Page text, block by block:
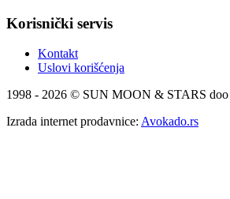
Korisnički servis
Kontakt
Uslovi korišćenja
1998 - 2026 © SUN MOON & STARS doo
Izrada internet prodavnice: Avokado.rs